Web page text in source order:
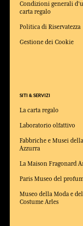
Condizioni generali
carta regalo
Politica di Riservatezza
Gestione dei Cookie
SITI & SERVIZI
La carta regalo
Laboratorio olfattivo
Fabbriche e Musei
Azzurra
La Maison Fragonard
Paris Museo del
Museo della Moda e del
Costume Arles